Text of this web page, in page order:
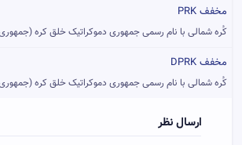
مخفف PRK
کُره شمالی با نام رسمی جمهوری دموکراتیک خلق کره
مخفف DPRK
کُره شمالی با نام رسمی جمهوری دموکراتیک خلق کره
ارسال نظر